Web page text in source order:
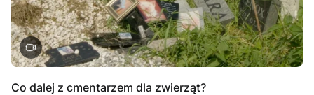
Co dalej z cmentarzem dla zwierząt?